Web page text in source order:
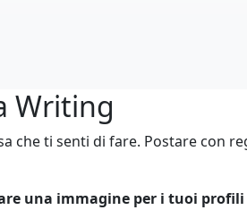
Writing
che ti senti di fare. Postare con
una immagine per i tuoi profili